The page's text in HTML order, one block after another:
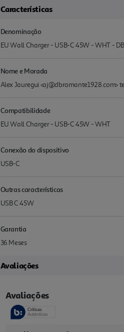
Características
Denominação
EU Wall Charger - USB-C 45W - WHT -
Nome e Morada
Alex Jauregui <aj@dbramante1928.com>
Compatibilidade
EU Wall Charger - USB-C 45W - WHT
Conexão do dispositivo
USB-C
Outras características
USB C 45W
Garantia
36 Meses
Avaliações